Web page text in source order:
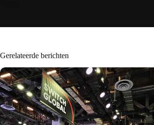
Gerelateerde berichten